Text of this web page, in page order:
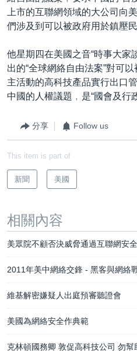
每日視頻新聞
VOA 60秒 (國際)
視頻存檔
YOUTUBE頻道
音頻
時事經緯
海外港人
港人港心
建國史話
國語
關注我們
其他語言網站
上市的互聯網領域的大公司向
們涉及到可以被政府用於鎮壓
他星期四在美國之音“時事大家
出的“全球網絡自由法案”對可
主活動的高科技產品實行出口
中國的人權議題﹐是“國會及行
分享 Follow us
This item is part of
新聞 美國
相關內容
美眾院不顧否決威脅通過互聯網安
2011年美中網絡交鋒 - 黑客與網絡
維基解密嫌疑人出庭預審聽證會
美國為網絡安全作典範
克林頓國務卿 敦促高科技公司 勿幫